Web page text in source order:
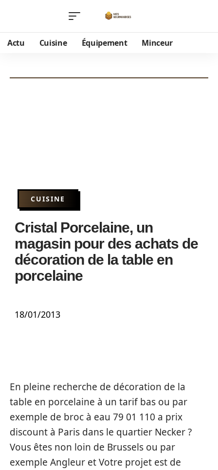
Actu Cuisine Équipement Minceur
CUISINE
Cristal Porcelaine, un
magasin pour des achats de
décoration de la table en
porcelaine
18/01/2013
En pleine recherche de décoration de la
table en porcelaine à un tarif bas ou par
exemple de broc à eau 79 01 110 a prix
discount à Paris dans le quartier Necker ?
Vous êtes non loin de Brussels ou par
exemple Angleur et Votre projet est de